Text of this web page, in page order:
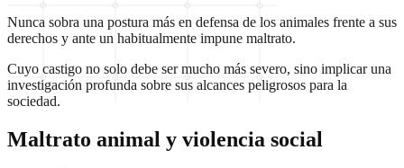
Nunca sobra una postura más en defensa de los animales frente a sus
derechos y ante un habitualmente impune maltrato.
Cuyo castigo no solo debe ser mucho más severo, sino implicar una
investigación profunda sobre sus alcances peligrosos para la
sociedad.
Maltrato animal y violencia social